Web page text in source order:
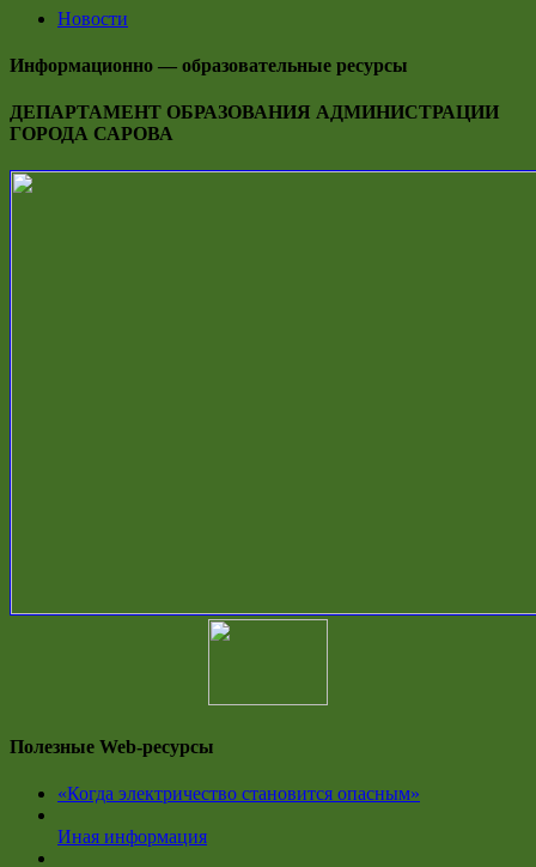
Новости
Информационно — образовательные ресурсы
ДЕПАРТАМЕНТ ОБРАЗОВАНИЯ АДМИНИСТРАЦИИ
ГОРОДА САРОВА
Полезные Web-ресурсы
«Когда электричество становится опасным»
Иная информация